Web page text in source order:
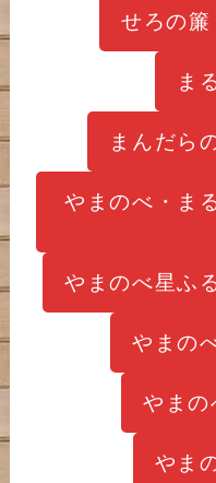
せろの簾
ま
まんだら
やまのべ・ま
やまのべ星ふ
やまの
やまの
やま